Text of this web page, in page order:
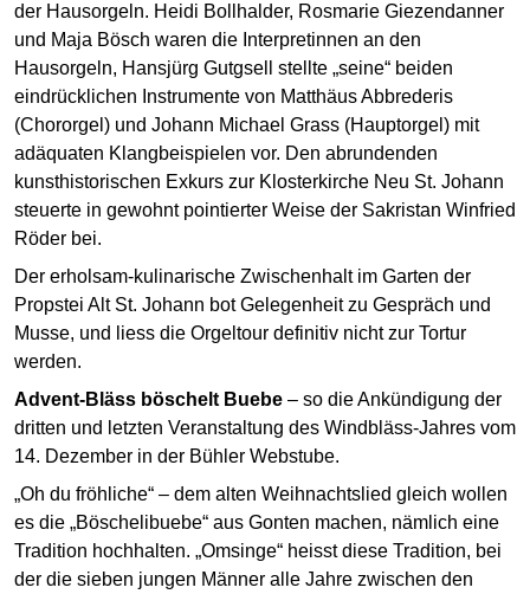
der Hausorgeln. Heidi Bollhalder, Rosmarie Giezendanner
und Maja Bösch waren die Interpretinnen an den
Hausorgeln, Hansjürg Gutgsell stellte „seine“ beiden
eindrücklichen Instrumente von Matthäus Abbrederis
(Chororgel) und Johann Michael Grass (Hauptorgel) mit
adäquaten Klangbeispielen vor. Den abrundenden
kunsthistorischen Exkurs zur Klosterkirche Neu St. Johann
steuerte in gewohnt pointierter Weise der Sakristan Winfried
Röder bei.
Der erholsam-kulinarische Zwischenhalt im Garten der
Propstei Alt St. Johann bot Gelegenheit zu Gespräch und
Musse, und liess die Orgeltour definitiv nicht zur Tortur
werden.
Advent-Bläss böschelt Buebe – so die Ankündigung der
dritten und letzten Veranstaltung des Windbläss-Jahres vom
14. Dezember in der Bühler Webstube.
„Oh du fröhliche“ – dem alten Weihnachtslied gleich wollen
es die „Böschelibuebe“ aus Gonten machen, nämlich eine
Tradition hochhalten. „Omsinge“ heisst diese Tradition, bei
der die sieben jungen Männer alle Jahre zwischen den